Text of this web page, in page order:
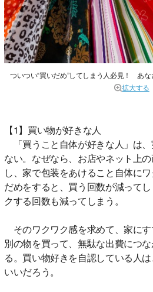
ついつい“買いだめ”してしまう人必見！ あ
拡大する
【1】買い物が好きな人
「買うこと自体が好きな人」は、
ない。なぜなら、お店やネット上
し、家で包装をあけること自体に
だめをすると、買う回数が減って
クする回数も減ってしまう。
そのワクワク感を求めて、家に
別の物を買って、無駄な出費につ
る。買い物好きを自認している人
いいだろう。